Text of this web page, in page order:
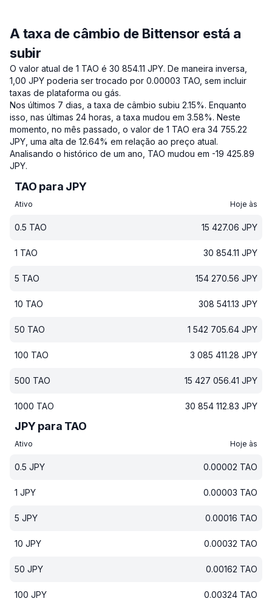
A taxa de câmbio de Bittensor está a
subir
O valor atual de 1 TAO é 30 854.11 JPY. De maneira inversa,
1,00 JPY poderia ser trocado por 0.00003 TAO, sem incluir
taxas de plataforma ou gás.
Nos últimos 7 dias, a taxa de câmbio subiu 2.15%. Enquanto
isso, nas últimas 24 horas, a taxa mudou em 3.58%. Neste
momento, no mês passado, o valor de 1 TAO era 34 755.22
JPY, uma alta de 12.64% em relação ao preço atual.
Analisando o histórico de um ano, TAO mudou em -19 425.89
JPY.
TAO para JPY
Ativo Hoje às
0.5 TAO 15 427.06 JPY
1 TAO 30 854.11 JPY
5 TAO 154 270.56 JPY
10 TAO 308 541.13 JPY
50 TAO 1 542 705.64 JPY
100 TAO 3 085 411.28 JPY
500 TAO 15 427 056.41 JPY
1000 TAO 30 854 112.83 JPY
JPY para TAO
Ativo Hoje às
0.5 JPY 0.00002 TAO
1 JPY 0.00003 TAO
5 JPY 0.00016 TAO
10 JPY 0.00032 TAO
50 JPY 0.00162 TAO
100 JPY 0.00324 TAO